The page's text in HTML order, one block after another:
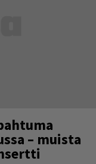
– muista